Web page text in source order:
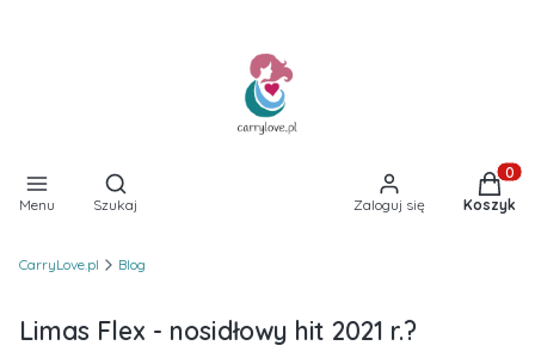
Menu
Otwórz wyszukiwarkę
Szukaj Zaloguj się Koszyk
CarryLove.pl Blog
Limas Flex - nosidłowy hit 2021 r.?